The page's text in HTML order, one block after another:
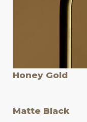
Honey Gold
Matte Black